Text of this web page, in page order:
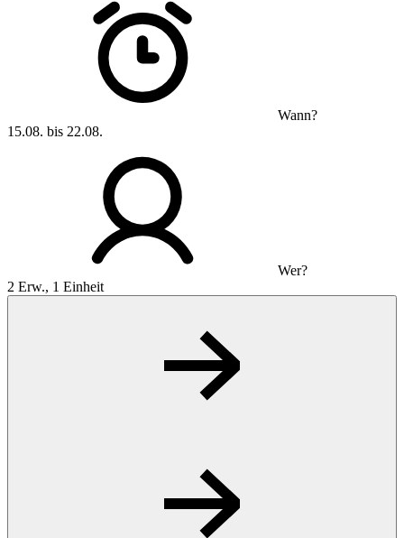
Wann?
15.08. bis 22.08.
Wer?
2 Erw., 1 Einheit